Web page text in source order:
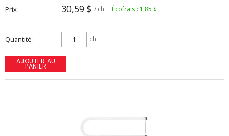
Prix 30,59 $ / ch Écofrais : 1,85 $
Quantité ch
AJOUTER AU
PANIER